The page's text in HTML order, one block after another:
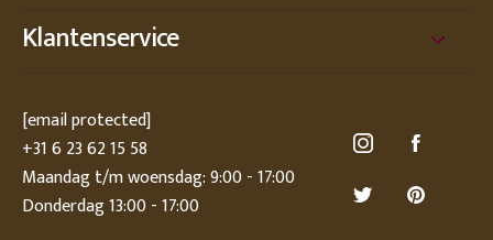
Klantenservice
[email protected]
+31 6 23 62 15 58
Maandag t/m woensdag: 9:00 - 17:00
Donderdag 13:00 - 17:00